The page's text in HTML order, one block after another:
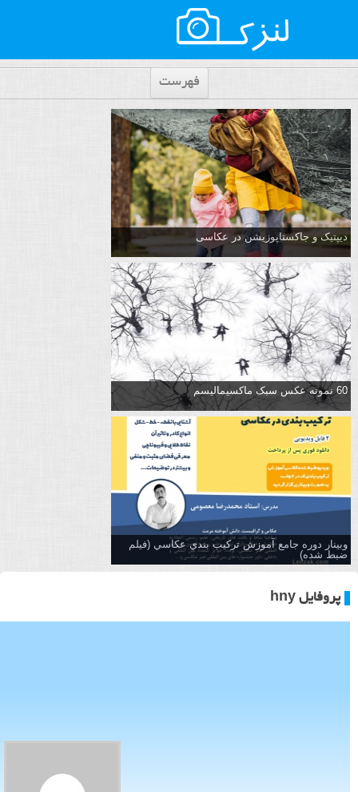
فهرست
دیپتیک و جاکستا‌پوزیشن در عکاسی
60 نمونه عکس سبک ماکسیمالیسم
وبینار دوره جامع آموزش تركيب بندي عكاسي (فیلم
ضبط شده)
پروفایل hny